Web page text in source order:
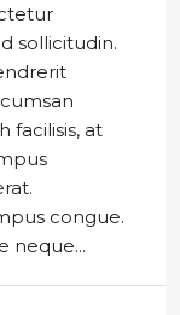
sollicitudin.
facilisis, at
congue.
neque...